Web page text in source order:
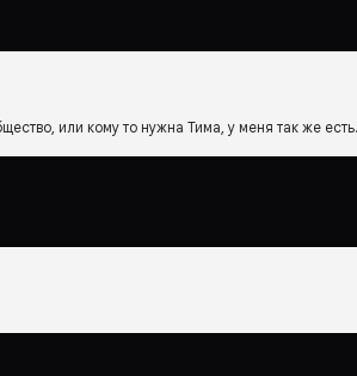
или кому то нужна Тима, у меня так же